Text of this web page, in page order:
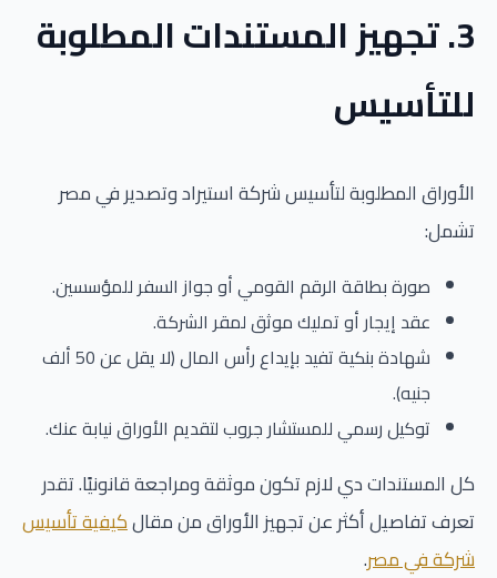
3. تجهيز المستندات المطلوبة
للتأسيس
الأوراق المطلوبة لتأسيس شركة استيراد وتصدير في مصر
تشمل:
صورة بطاقة الرقم القومي أو جواز السفر للمؤسسين.
عقد إيجار أو تمليك موثق لمقر الشركة.
شهادة بنكية تفيد بإيداع رأس المال (لا يقل عن 50 ألف
جنيه).
توكيل رسمي للمستشار جروب لتقديم الأوراق نيابة عنك.
كل المستندات دي لازم تكون موثقة ومراجعة قانونيًا. تقدر
تعرف تفاصيل أكثر عن تجهيز الأوراق من مقالكيفية تأسيس
شركة في مصر.